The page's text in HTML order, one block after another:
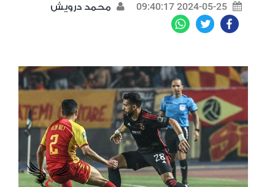
2024-05-25 09:40:17 محمد درويش
Facebook
Twitter